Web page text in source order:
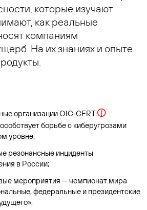
которые изучают
как реальные
компаниям
На их знаниях и опыте
организации OIC‑CERT
борьбе с киберугрозами
уровне;
резонансные инциденты
в России;
мероприятия — чемпионат мира
федеральные и президентские